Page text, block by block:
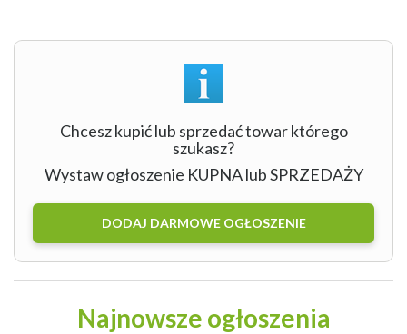
Chcesz kupić lub sprzedać towar którego
szukasz?
Wystaw ogłoszenie KUPNA lub SPRZEDAŻY
DODAJ DARMOWE OGŁOSZENIE
Najnowsze ogłoszenia